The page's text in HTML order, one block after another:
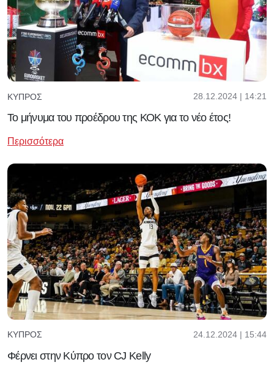
ΚΎΠΡΟΣ 28.12.2024 | 14:21
Το μήνυμα του προέδρου της ΚΟΚ για το νέο έτος!
Περισσότερα
ΚΎΠΡΟΣ 24.12.2024 | 15:44
Φέρνει στην Κύπρο τον CJ Kelly